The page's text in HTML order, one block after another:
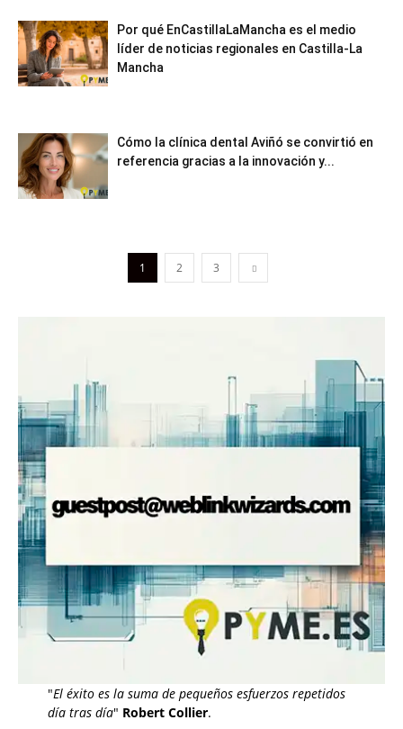
Por qué EnCastillaLaMancha es el medio
líder de noticias regionales en Castilla-La
Mancha
Cómo la clínica dental Aviñó se convirtió en
referencia gracias a la innovación y...
1 2 3
"El éxito es la suma de pequeños esfuerzos repetidos
día tras día" Robert Collier.